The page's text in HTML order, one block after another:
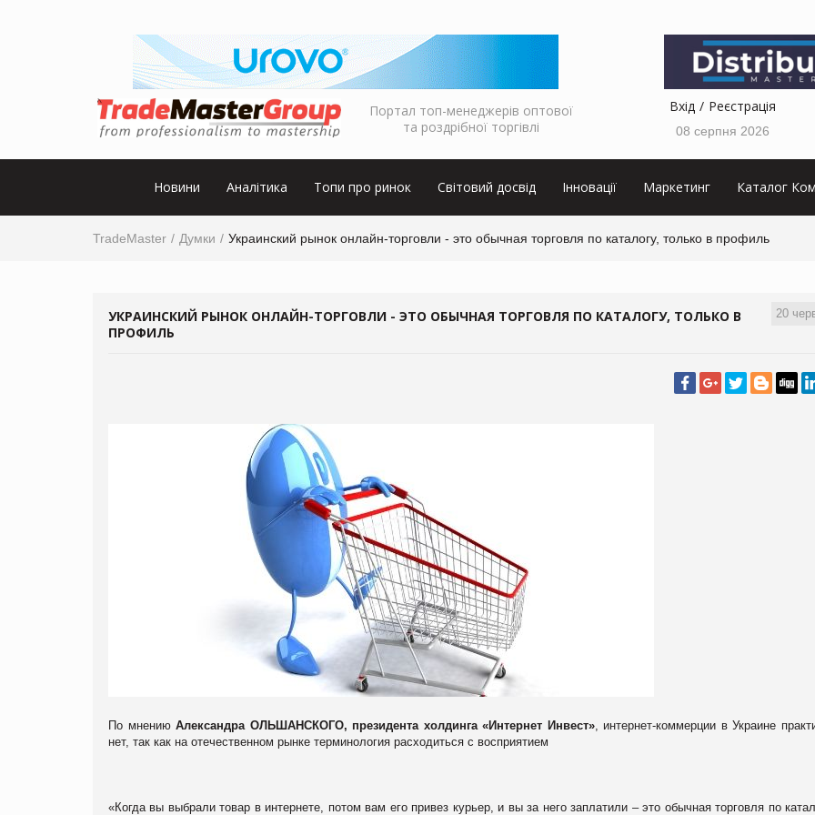
Портал топ-менеджерів оптової
та роздрібної торгівлі
Вхід Реєстрація
08 серпня 2026
Новини Аналітика Топи про ринок Світовий досвід Інновації Маркетинг Каталог
TradeMaster Думки Украинский рынок онлайн-торговли - это обычная торговля по каталогу, только в профиль
20
УКРАИНСКИЙ РЫНОК ОНЛАЙН-ТОРГОВЛИ - ЭТО ОБЫЧНАЯ ТОРГОВЛЯ ПО КАТАЛОГУ, ТОЛЬКО В
ПРОФИЛЬ
По мнению Александра ОЛЬШАНСКОГО, президента холдинга «Интернет Инвест», интернет-коммерции в Украине
нет, так как на отечественном рынке терминология расходиться с восприятием
«Когда вы выбрали товар в интернете, потом вам его привез курьер, и вы за него заплатили – это обычная торговля по